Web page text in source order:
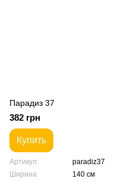
Парадиз 37
382 грн
Купить
Артикул
paradiz37
Ширина
140 см